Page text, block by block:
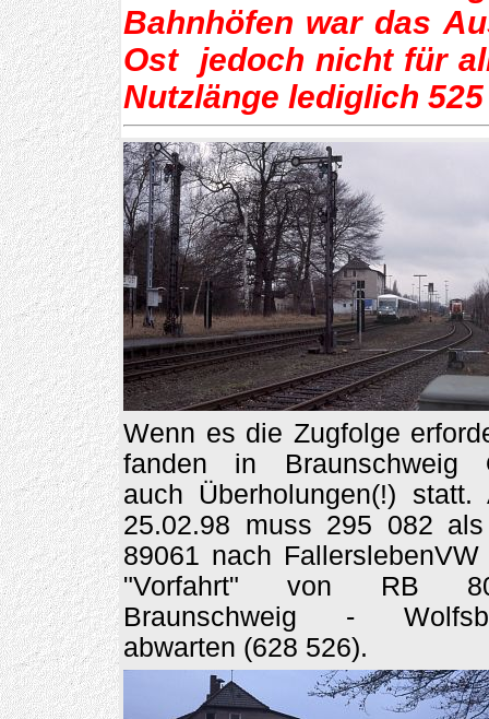
Bahnhöfen war das
Ost jedoch nicht für
Nutzlänge lediglich
Wenn es die Zugfolge
fanden in Braunschweig
auch Überholungen(!) statt.
25.02.98 muss 295 082
89061 nach FallerslebenVW
"Vorfahrt" von RB
Braunschweig -
abwarten (628 526).